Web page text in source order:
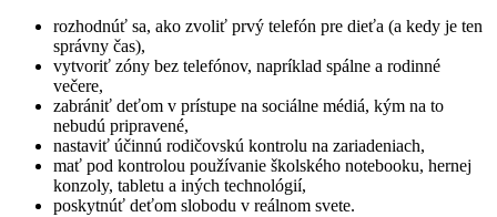
rozhodnúť sa, ako zvoliť prvý telefón pre dieťa (a kedy je ten
správny čas),
vytvoriť zóny bez telefónov, napríklad spálne a rodinné
večere,
zabrániť deťom v prístupe na sociálne médiá, kým na to
nebudú pripravené,
nastaviť účinnú rodičovskú kontrolu na zariadeniach,
mať pod kontrolou používanie školského notebooku, hernej
konzoly, tabletu a iných technológií,
poskytnúť deťom slobodu v reálnom svete.